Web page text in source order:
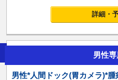
詳細・
男性専
男性*人間ドック(胃カメラ)*